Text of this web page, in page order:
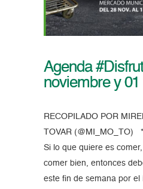
Agenda
noviembre y
RECOPILADO POR
TOVAR (@MI_MO_TO)
Si lo que quiere es
comer bien, entonces
este fin de semana por el